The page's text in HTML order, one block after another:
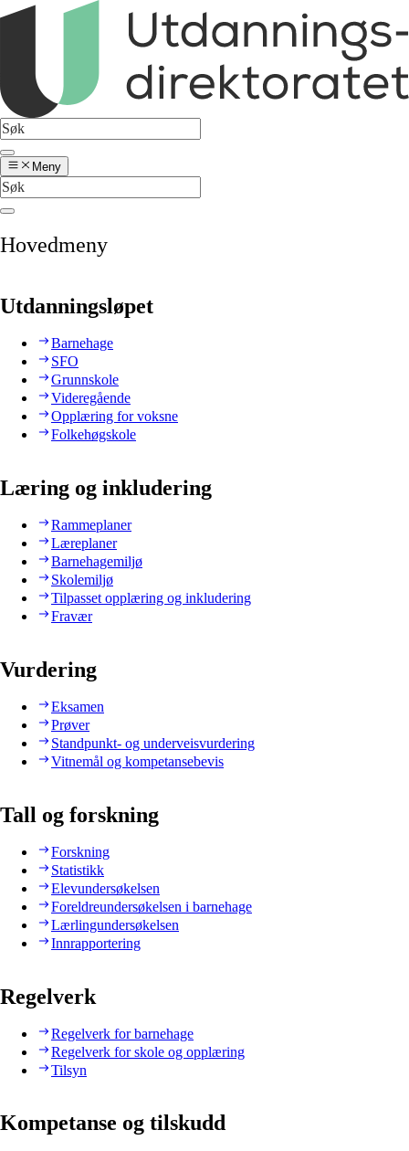
Meny
Hovedmeny
Utdanningsløpet
Barnehage
SFO
Grunnskole
Videregående
Opplæring for voksne
Folkehøgskole
Læring og inkludering
Rammeplaner
Læreplaner
Barnehagemiljø
Skolemiljø
Tilpasset opplæring og inkludering
Fravær
Vurdering
Eksamen
Prøver
Standpunkt- og underveisvurdering
Vitnemål og kompetansebevis
Tall og forskning
Forskning
Statistikk
Elevundersøkelsen
Foreldreundersøkelsen i barnehage
Lærlingundersøkelsen
Innrapportering
Regelverk
Regelverk for barnehage
Regelverk for skole og opplæring
Tilsyn
Kompetanse og tilskudd